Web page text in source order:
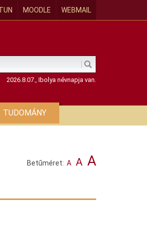
MOODLE WEBMAIL
2026.8.07., Ibolya névnapja van.
TUDOMÁNY
Betűméret: A A A